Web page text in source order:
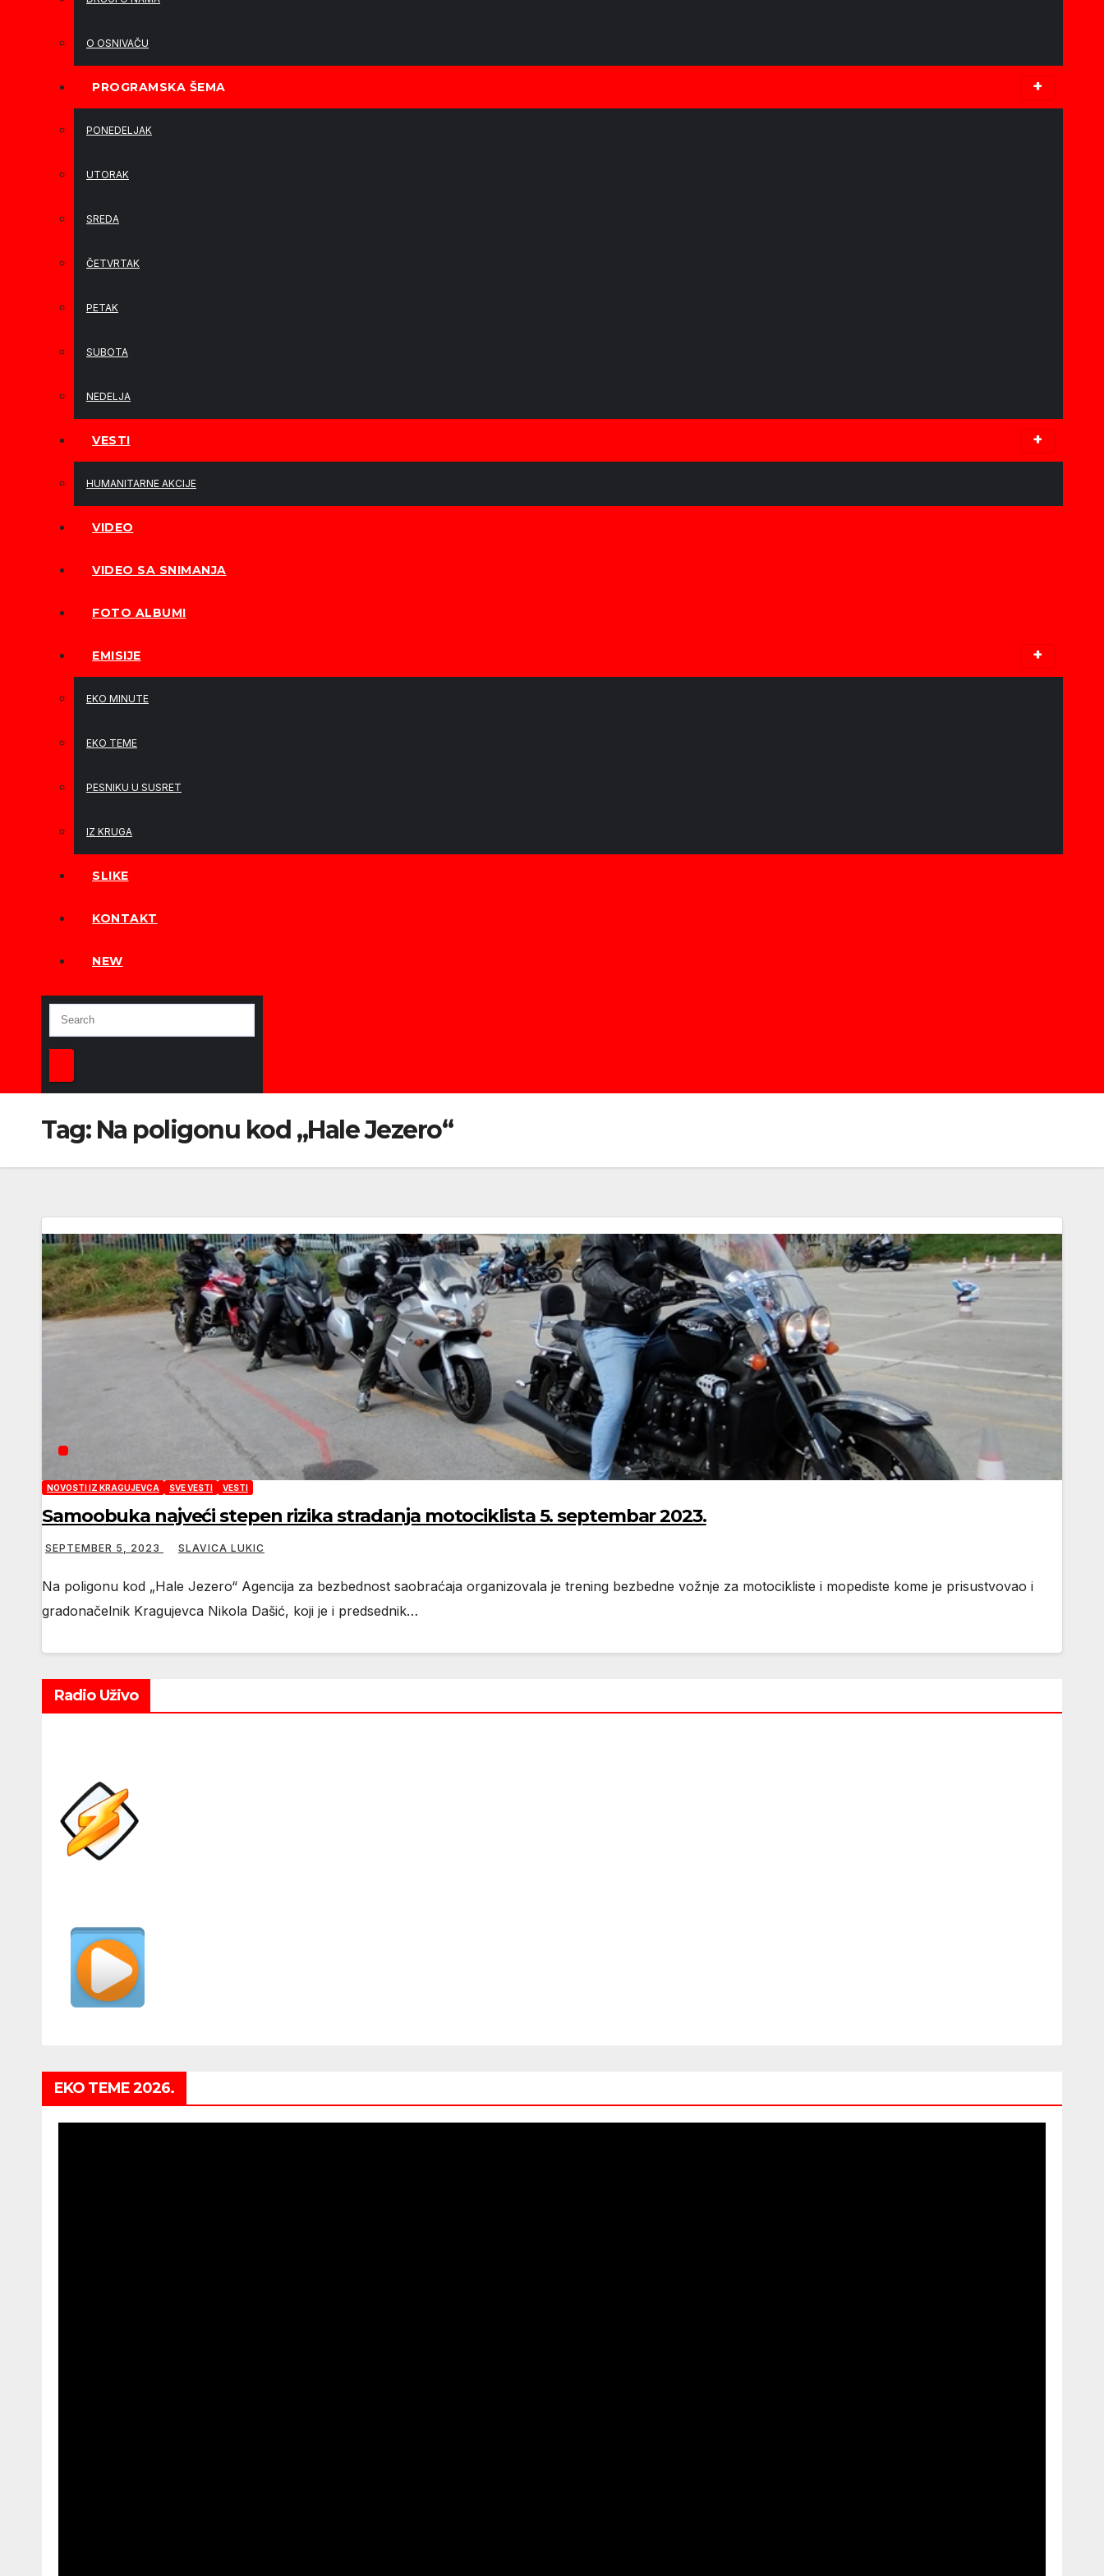
O OSNIVAČU
PROGRAMSKA ŠEMA
PONEDELJAK
UTORAK
SREDA
ČETVRTAK
PETAK
SUBOTA
NEDELJA
VESTI
HUMANITARNE AKCIJE
VIDEO
VIDEO SA SNIMANJA
FOTO ALBUMI
EMISIJE
EKO MINUTE
EKO TEME
PESNIKU U SUSRET
IZ KRUGA
SLIKE
KONTAKT
NEW
Tag: Na poligonu kod „Hale Jezero“
NOVOSTI IZ KRAGUJEVCA SVE VESTI VESTI
Samoobuka najveći stepen rizika stradanja motociklista 5. septembar 2023.
SEPTEMBER 5, 2023 SLAVICA LUKIC
Na poligonu kod „Hale Jezero“ Agencija za bezbednost saobraćaja organizovala je trening bezbedne vožnje za motocikliste i mopediste kome je prisustvovao i
gradonačelnik Kragujevca Nikola Dašić, koji je i predsednik…
Radio Uživo
EKO TEME 2026.